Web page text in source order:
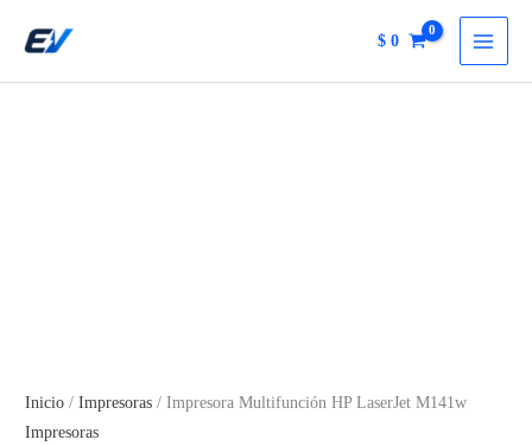
$ 0
Inicio /Impresoras / Impresora Multifunción HP LaserJet M141w
Impresoras
cantidad